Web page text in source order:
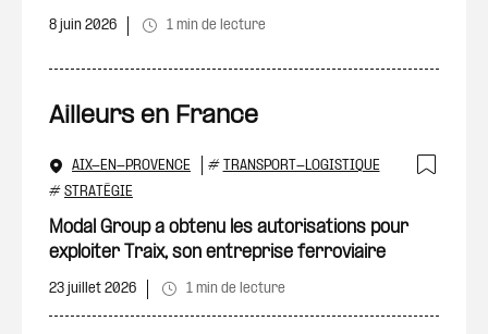
8 juin 2026 1 min de lecture
Ailleurs en France
AIX-EN-PROVENCE # TRANSPORT-LOGISTIQUE
# STRATÉGIE
Modal Group a obtenu les autorisations pour
exploiter Traix, son entreprise ferroviaire
23 juillet 2026 1 min de lecture